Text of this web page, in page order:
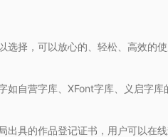
选择，可以放心的、轻松、高效的
如自营字库、XFont字库、义启字库
出具的作品登记证书，用户可以在